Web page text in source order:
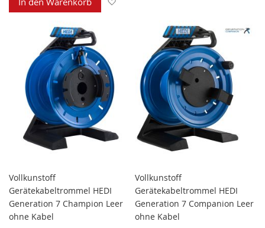
Vollkunstoff
Gerätekabeltrommel HEDI
Generation 7 Champion Leer
ohne Kabel
Vollkunstoff
Gerätekabeltrommel HEDI
Generation 7 Companion Leer
ohne Kabel